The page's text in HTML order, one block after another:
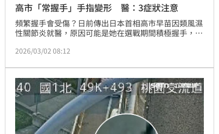
高市「常握手」手指變形 醫：3症狀注意
頻繁握手會受傷？日前傳出日本首相高市早苗因類風濕
性關節炎就醫，原因可能是她在選戰期間積極握手，以
2026/03/02 08:12